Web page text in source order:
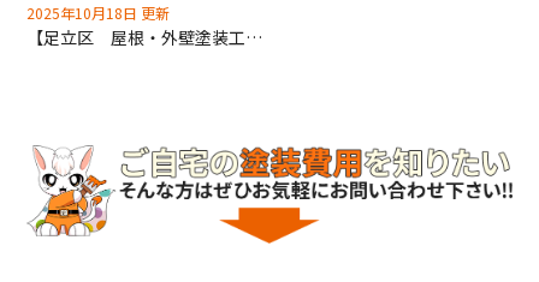
2025年10月18日 更新
【足立区 屋根・外壁塗装工事】カラーシミュレーションにて決定！無料でご利用いただけます！